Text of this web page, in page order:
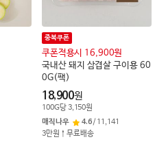
국내산 돼지 삼겹살 구이용 60
0G(팩)
중복쿠폰
쿠폰적용시 16,900원
18,900원
100G당3,150원
매직나우
4.6/ 11,141
3만원↑무료배송